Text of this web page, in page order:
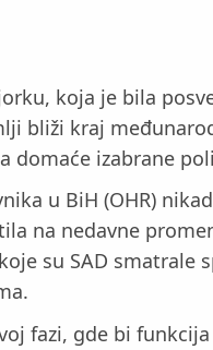
koja je bila
bliži kraj
izabrane
u BiH (OHR)
na nedavne
su SAD
fazi, gde bi